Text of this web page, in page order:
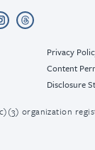
Privacy
Content
Disclosure
organization